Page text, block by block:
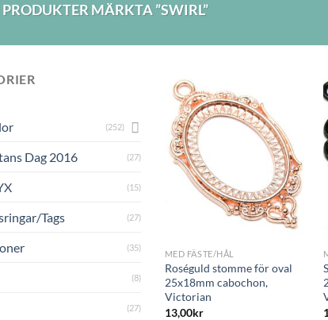
PRODUKTER MÄRKTA ”SWIRL”
(252)
Dag 2016 (27)
(15)
Tags (27)
(35)
(8)
(27)
MED FÄSTE/HÅL
Roséguld stomme för oval
25x18mm cabochon,
Victorian
13,00kr